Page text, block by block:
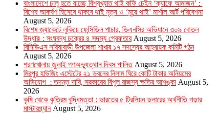
​​বাংলাদেশে চালু হতে যাচ্ছে বিশ্বখ্যাত থাই কফি চেইন ‘ক্যাফে আমাজন’ :
বিশেষ আকর্ষণ হিসেবে থাকবে থাই নৃত্য ও ‘মুয়ে থাই’ মার্শাল আর্ট পরিবেশনা
August 5, 2026
বিশেষ জ্যাকেটে লুকিয়ে ফেন্সিডিল পাচার, ডিএনসির অভিযানে ৩০৯ বোতল
উদ্ধার৷ : সংঘবদ্ধ চক্রের ৪ সদস্য গ্রেফতার August 5, 2026
বিসিডিএস সরিষাবাড়ী উপজেলা শাখার ১৭ সদস্যের আহ্বায়ক কমিটি গঠন
August 5, 2026
শরণখোলায় জুলাই গণঅভ্যুত্থান দিবস পালিত August 5, 2026
মিরপুর হাউজিং এস্টেটের ২১ ভবনের নিলাম ঘিরে কোটি টাকার অনিয়মের
অভিযোগ : তদন্ত দাবি, সরকারের বিপুল রাজস্ব ক্ষতির আশঙ্কা August 5,
2026
কৃষি থেকে কৃত্রিম বুদ্ধিমত্তা : ভারতের ৫ ট্রিলিয়ন ডলারের অর্থনীতি গড়ার
মাস্টারপ্ল্যান August 5, 2026